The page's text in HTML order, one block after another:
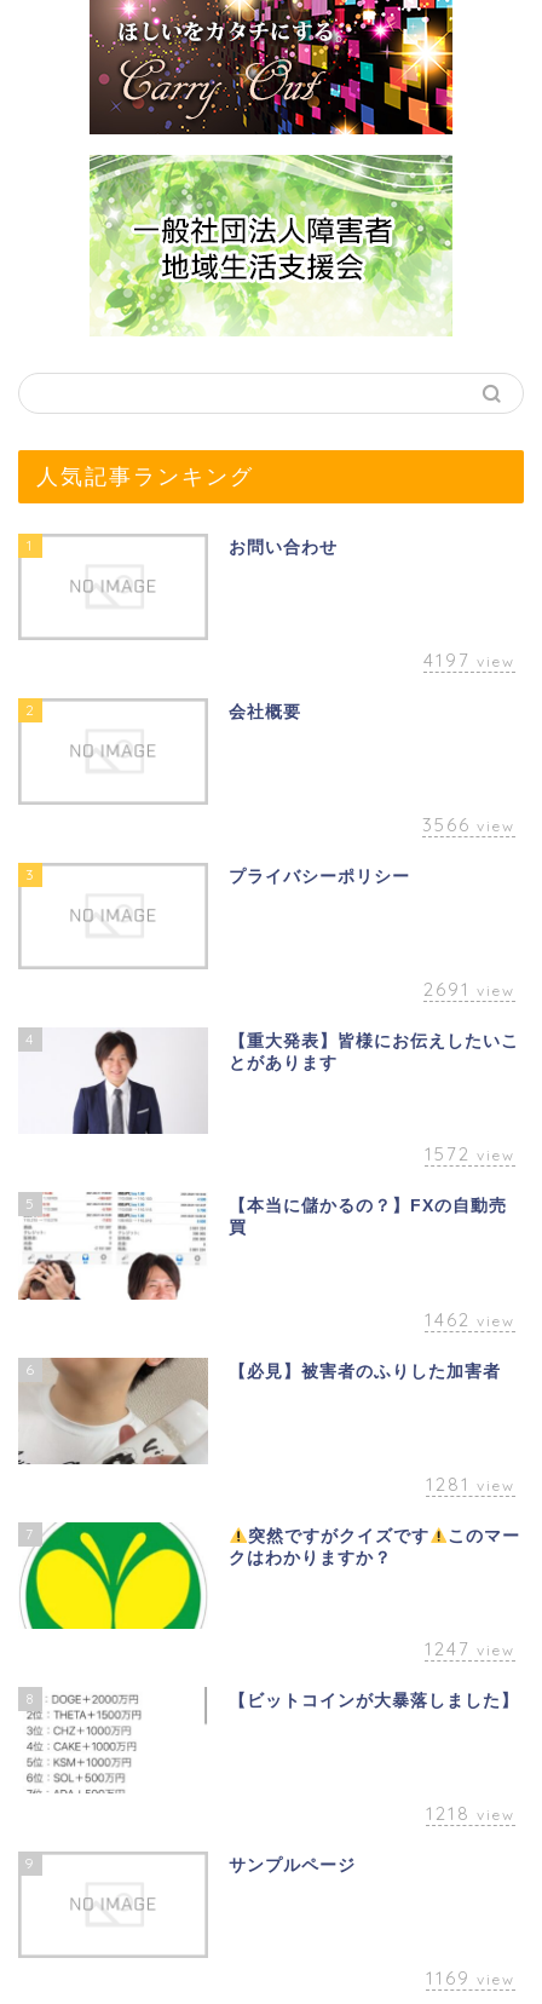
人気記事ランキング
1 お問い合わせ
4197 view
2 会社概要
3566 view
3 プライバシーポリシー
2691 view
4
【重大発表】皆様にお伝えしたいこ
とがあります
1572 view
5
【本当に儲かるの？】FXの自動売
買
1462 view
6 【必見】被害者のふりした加害者
1281 view
7 突然ですがクイズです
このマー
クはわかりますか？
1247 view
8 【ビットコインが大暴落しました】
1218 view
9 サンプルページ
1169 view